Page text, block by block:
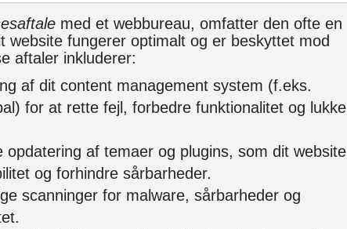
med et webbureau, omfatter den ofte en
fungerer optimalt og er beskyttet mod
aftaler inkluderer:
af dit content management system (f.eks.
for at rette fejl, forbedre funktionalitet og lukke
opdatering af temaer og plugins, som dit website
og forhindre sårbarheder.
scanninger for malware, sårbarheder og